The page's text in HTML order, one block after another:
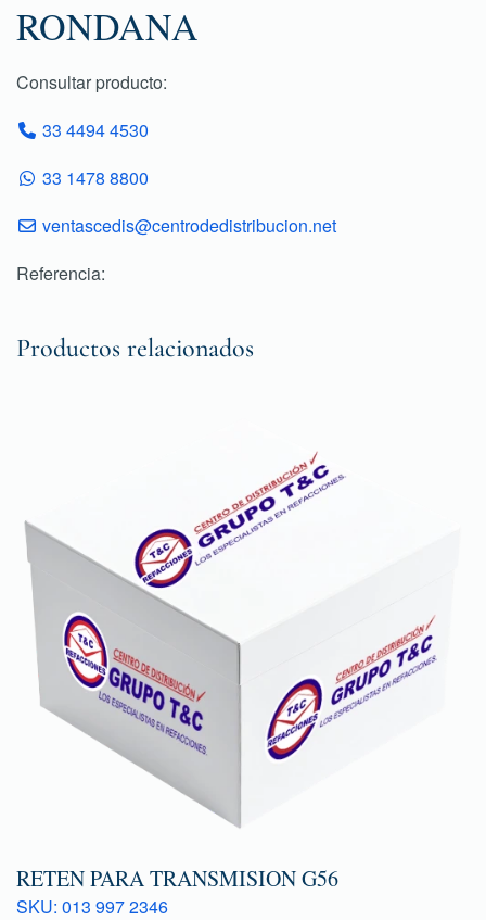
RONDANA
Consultar producto:
33 4494 4530
33 1478 8800
ventascedis@centrodedistribucion.net
Referencia:
Productos relacionados
RETEN PARA TRANSMISION G56
SKU: 013 997 2346